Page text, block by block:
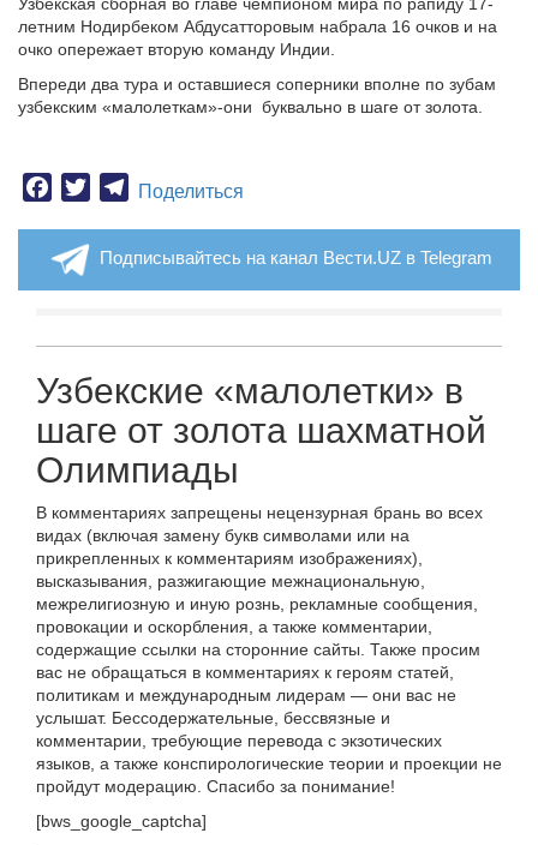
Узбекская сборная во главе чемпионом мира по рапиду 17-
летним Нодирбеком Абдусатторовым набрала 16 очков и на
очко опережает вторую команду Индии.
Впереди два тура и оставшиеся соперники вполне по зубам
узбекским «малолеткам»-они буквально в шаге от золота.
Facebook
TwitterTelegram
Поделиться
Подписывайтесь на канал Вести.UZ в Telegram
Узбекские «малолетки» в
шаге от золота шахматной
Олимпиады
В комментариях запрещены нецензурная брань во всех
видах (включая замену букв символами или на
прикрепленных к комментариям изображениях),
высказывания, разжигающие межнациональную,
межрелигиозную и иную рознь, рекламные сообщения,
провокации и оскорбления, а также комментарии,
содержащие ссылки на сторонние сайты. Также просим
вас не обращаться в комментариях к героям статей,
политикам и международным лидерам — они вас не
услышат. Бессодержательные, бессвязные и
комментарии, требующие перевода с экзотических
языков, а также конспирологические теории и проекции не
пройдут модерацию. Спасибо за понимание!
[bws_google_captcha]